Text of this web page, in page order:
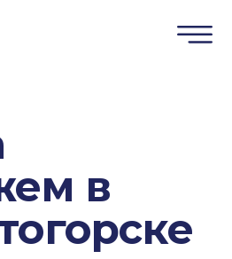
в